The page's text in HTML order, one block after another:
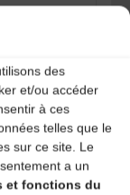
des
et/ou accéder
à ces
telles que le
sur ce site. Le
a un
et fonctions du